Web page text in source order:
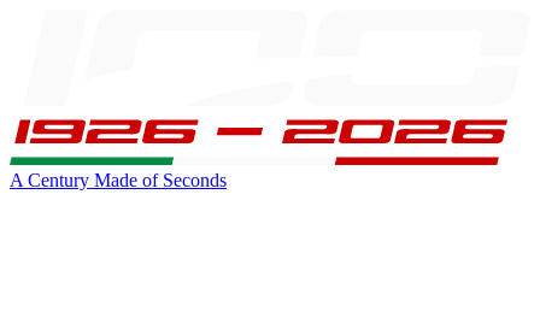
A Century Made of Seconds